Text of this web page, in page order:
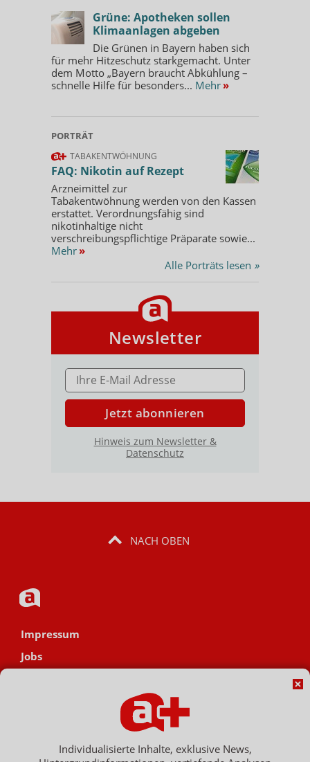
Grüne: Apotheken sollen
Klimaanlagen abgeben
Die Grünen in Bayern haben sich
für mehr Hitzeschutz starkgemacht. Unter
dem Motto „Bayern braucht Abkühlung –
schnelle Hilfe für besonders... Mehr »
PORTRÄT
TABAKENTWÖHNUNG
FAQ: Nikotin auf Rezept
Arzneimittel zur
Tabakentwöhnung werden von den Kassen
erstattet. Verordnungsfähig sind
nikotinhaltige nicht
verschreibungspflichtige Präparate sowie...
Mehr »
Alle Porträts lesen »
Newsletter
E-MAIL ADRESSE
Jetzt abonnieren
Hinweis zum Newsletter &
Datenschutz
NACH OBEN
Impressum
Jobs
Hinweisgebersystem
Individualisierte Inhalte, exklusive News,